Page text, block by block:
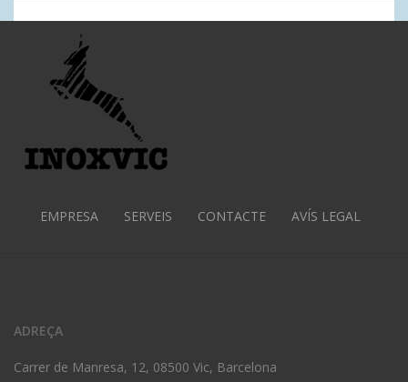
EMPRESA SERVEIS CONTACTE AVÍS LEGAL
ADREÇA
Carrer de Manresa, 12, 08500 Vic, Barcelona